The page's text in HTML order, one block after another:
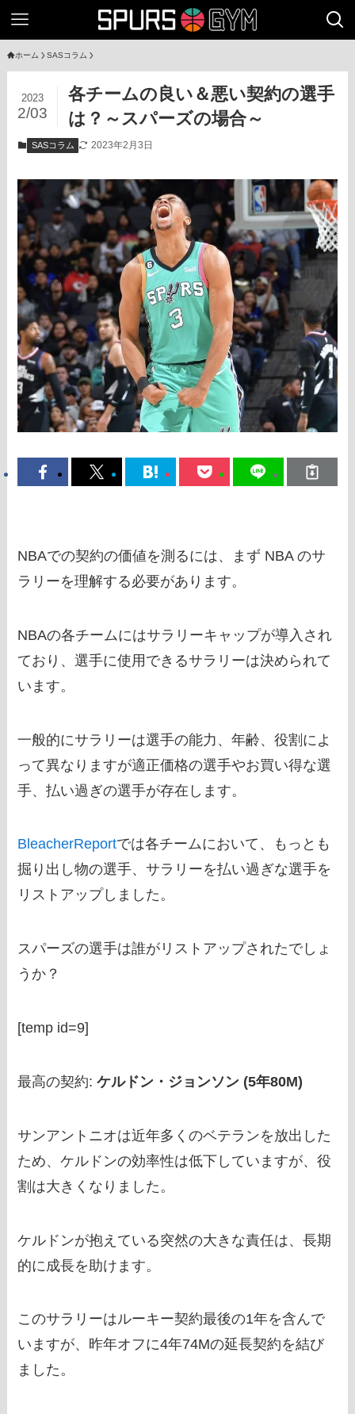
ホーム SASコラム
各チームの良い＆悪い契約の選手
は？～スパーズの場合～
2023
2/03
SASコラム 2023年2月3日
NBAでの契約の価値を測るには、まず NBA のサ
ラリーを理解する必要があります。
NBAの各チームにはサラリーキャップが導入され
ており、選手に使用できるサラリーは決められて
います。
一般的にサラリーは選手の能力、年齢、役割によ
って異なりますが適正価格の選手やお買い得な選
手、払い過ぎの選手が存在します。
BleacherReportでは各チームにおいて、もっとも
掘り出し物の選手、サラリーを払い過ぎな選手を
リストアップしました。
スパーズの選手は誰がリストアップされたでしょ
うか？
[temp id=9]
最高の契約:ケルドン・ジョンソン (5年80M)
サンアントニオは近年多くのベテランを放出した
ため、ケルドンの効率性は低下していますが、役
割は大きくなりました。
ケルドンが抱えている突然の大きな責任は、長期
的に成長を助けます。
このサラリーはルーキー契約最後の1年を含んで
いますが、昨年オフに4年74Mの延長契約を結び
ました。